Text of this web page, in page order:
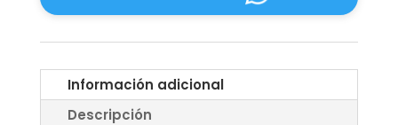
Información adicional
Descripción